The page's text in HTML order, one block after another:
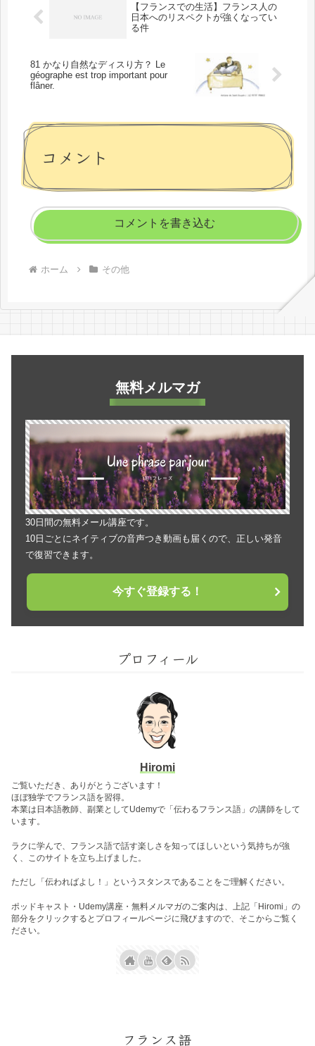
【フランスでの生活】フランス人の
日本へのリスペクトが強くなってい
る件
81 かなり自然なディスり方？ Le
géographe est trop important pour
flâner.
コメント
コメントを書き込む
ホーム その他
無料メルマガ
30日間の無料メール講座です。
10日ごとにネイティブの音声つき動画も届くので、正しい発音
で復習できます。
今すぐ登録する！
プロフィール
Hiromi
ご覧いただき、ありがとうございます！
ほぼ独学でフランス語を習得。
本業は日本語教師、副業としてUdemyで「伝わるフランス語」の講師をして
います。
ラクに学んで、フランス語で話す楽しさを知ってほしいという気持ちが強
く、このサイトを立ち上げました。
ただし「伝わればよし！」というスタンスであることをご理解ください。
ポッドキャスト・Udemy講座・無料メルマガのご案内は、上記「Hiromi」の
部分をクリックするとプロフィールページに飛びますので、そこからご覧く
ださい。
フランス語